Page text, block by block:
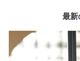
最新